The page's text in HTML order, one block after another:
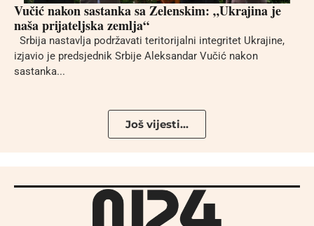
Vučić nakon sastanka sa Zelenskim: „Ukrajina je
naša prijateljska zemlja“
Srbija nastavlja podržavati teritorijalni integritet Ukrajine,
izjavio je predsjednik Srbije Aleksandar Vučić nakon
sastanka...
Još vijesti...